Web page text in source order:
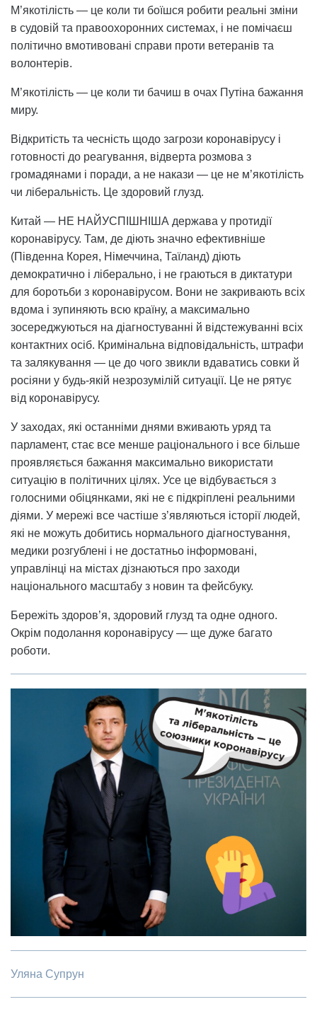
М’якотілість — це коли ти боїшся робити реальні зміни
в судовій та правоохоронних системах, і не помічаєш
політично вмотивовані справи проти ветеранів та
волонтерів.
М’якотілість — це коли ти бачиш в очах Путіна бажання
миру.
Відкритість та чесність щодо загрози коронавірусу і
готовності до реагування, відверта розмова з
громадянами і поради, а не накази — це не м’якотілість
чи ліберальність. Це здоровий глузд.
Китай — НЕ НАЙУСПІШНІША держава у протидії
коронавірусу. Там, де діють значно ефективніше
(Південна Корея, Німеччина, Таїланд) діють
демократично і ліберально, і не граються в диктатури
для боротьби з коронавірусом. Вони не закривають всіх
вдома і зупиняють всю країну, а максимально
зосереджуються на діагностуванні й відстежуванні всіх
контактних осіб. Кримінальна відповідальність, штрафи
та залякування — це до чого звикли вдаватись совки й
росіяни у будь-якій незрозумілій ситуації. Це не рятує
від коронавірусу.
У заходах, які останніми днями вживають уряд та
парламент, стає все менше раціонального і все більше
проявляється бажання максимально використати
ситуацію в політичних цілях. Усе це відбувається з
голосними обіцянками, які не є підкріплені реальними
діями. У мережі все частіше з’являються історії людей,
які не можуть добитись нормального діагностування,
медики розгублені і не достатньо інформовані,
управлінці на містах дізнаються про заходи
національного масштабу з новин та фейсбуку.
Бережіть здоров’я, здоровий глузд та одне одного.
Окрім подолання коронавірусу — ще дуже багато
роботи.
Уляна Супрун